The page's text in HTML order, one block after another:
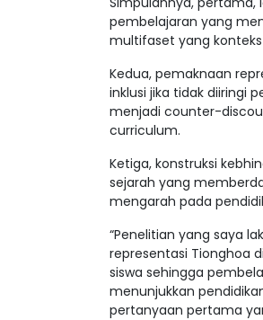
pembelajaran yang
multifaset yang
Kedua, pemaknaan
inklusi jika tidak diiringi
menjadi counter-
curriculum.
Ketiga, konstruksi
sejarah yang
mengarah pada
“Penelitian yang saya
representasi Tionghoa
siswa sehingga
menunjukkan
pertanyaan pertama